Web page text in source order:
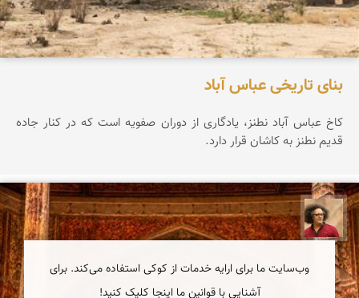
بنای تاریخی عباس آباد
کاخ عباس آباد نطنز، یادگاری از دوران صفویه است که در کنار جاده
قدیم نطنز به کاشان قرار دارد.
مصطفی ربیعی بهشتی
وب‌سایت ما برای ارایه خدمات از کوکی استفاده می‌کند. برای
آشنایی با قوانین ما اینجا کلیک کنید!